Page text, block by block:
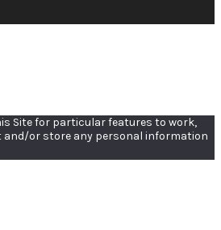
Site for particular features to work,
and/or store any personal information